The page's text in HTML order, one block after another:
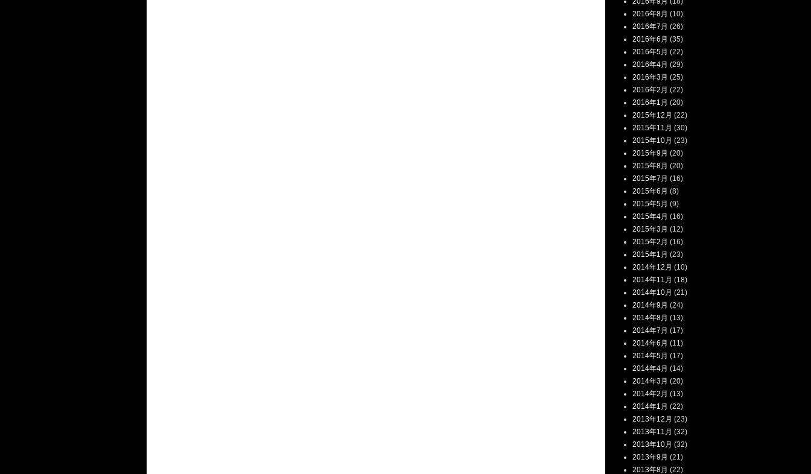
2016年8月 (10)
2016年7月 (26)
2016年6月 (35)
2016年5月 (22)
2016年4月 (29)
2016年3月 (25)
2016年2月 (22)
2016年1月 (20)
2015年12月 (22)
2015年11月 (30)
2015年10月 (23)
2015年9月 (20)
2015年8月 (20)
2015年7月 (16)
2015年6月 (8)
2015年5月 (9)
2015年4月 (16)
2015年3月 (12)
2015年2月 (16)
2015年1月 (23)
2014年12月 (10)
2014年11月 (18)
2014年10月 (21)
2014年9月 (24)
2014年8月 (13)
2014年7月 (17)
2014年6月 (11)
2014年5月 (17)
2014年4月 (14)
2014年3月 (20)
2014年2月 (13)
2014年1月 (22)
2013年12月 (23)
2013年11月 (32)
2013年10月 (32)
2013年9月 (21)
2013年8月 (22)